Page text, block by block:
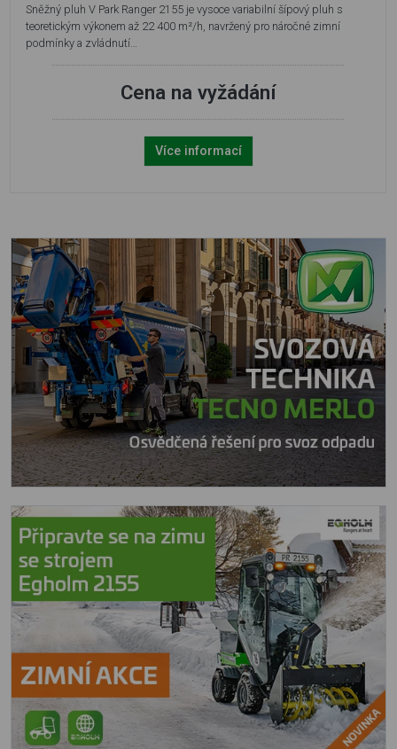
Sněžný pluh V Park Ranger 2155 je vysoce variabilní šípový pluh s
teoretickým výkonem až 22 400 m²/h, navržený pro náročné zimní
podmínky a zvládnutí…
Cena na vyžádání
Více informací